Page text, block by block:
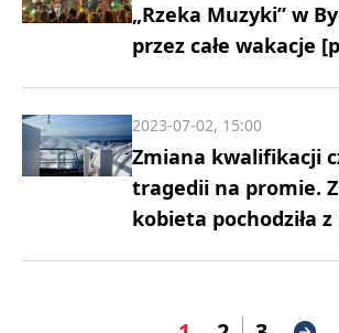
„Rzeka Muzyki” w
przez całe wakacje
Zmiana kwalifikacji
tragedii na promie.
kobieta pochodziła
2023-07-02, 15:00